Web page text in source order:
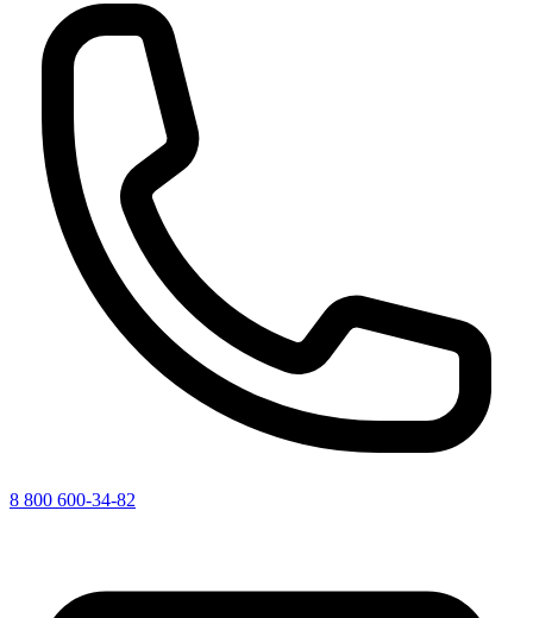
8 800 600-34-82